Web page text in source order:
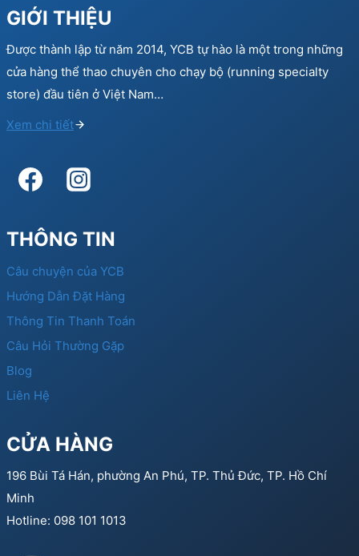
GIỚI THIỆU
Được thành lập từ năm 2014, YCB tự hào là một trong những
cửa hàng thể thao chuyên cho chạy bộ (running specialty
store) đầu tiên ở Việt Nam…
Xem chi tiết
THÔNG TIN
Câu chuyện của YCB
Hướng Dẫn Đặt Hàng
Thông Tin Thanh Toán
Câu Hỏi Thường Gặp
Blog
Liên Hệ
CỬA HÀNG
196 Bùi Tá Hán, phường An Phú, TP. Thủ Đức, TP. Hồ Chí
Minh
Hotline: 098 101 1013